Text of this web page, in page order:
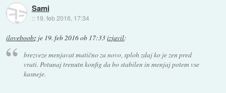
Sami
:: 19. feb 2016, 17:34
iloveboobz je 19. feb 2016 ob 17:33izjavil:
brezveze menjavat matično za novo, sploh zdaj ko je zen pred
vrati. Potunaj trenutn konfig da bo stabilen in menjaj potem vse
kasneje.